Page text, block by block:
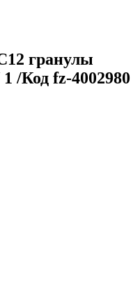
гранулы
/Код fz-4002980